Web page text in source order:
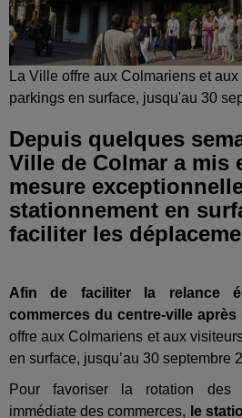
La Ville offre aux Colmariens et
parkings en surface, jusqu'au 30
Depuis quelques
Ville de Colmar a mis
mesure
stationnement en
faciliter les
Afin de faciliter la relance
commerces du centre-ville
offre aux Colmariens et aux
en surface, jusqu’au 30 septembre
Pour favoriser la rotation des
immédiate des commerces, le